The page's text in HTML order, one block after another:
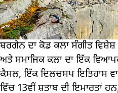
ਬਰਗੇਨ ਦਾ ਕੋਡ ਕਲਾ ਸੰਗੀਤ ਵਿਸ਼ੇਸ਼
ਅਤੇ ਸਮਾਜਿਕ ਕਲਾ ਦਾ ਇੱਕ
ਕੈਸਲ, ਇੱਕ ਦਿਲਚਸਪ ਇਤਿਹਾਸ
ਵਿੱਚ 13ਵੀਂ ਸ਼ਤਾਬ ਦੀ ਇਮਾਰਤਾਂ